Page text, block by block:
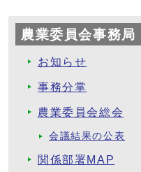
農業委員会事務局
お知らせ
事務分掌
農業委員会総会
会議結果の公表
関係部署MAP